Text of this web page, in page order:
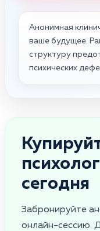
Анонимная
ваше будущее.
структуру
психических
сегодня
Забронируйте
онлайн-сессию.